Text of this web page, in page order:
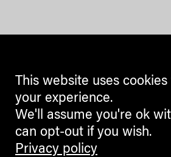
This website uses
your experience.
We'll assume you're ok
can opt-out if you wish.
Privacy policy